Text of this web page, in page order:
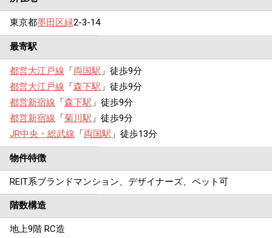
東京都墨田区緑2-3-14
最寄駅
都営大江戸線 「両国駅 」徒歩9分
都営大江戸線 「森下駅 」徒歩9分
都営新宿線 「森下駅 」徒歩9分
都営新宿線 「菊川駅 」徒歩9分
JR中央・総武線 「両国駅 」徒歩13分
物件特徴
REIT系ブランドマンション、デザイナーズ、ペット可
階数構造
地上9階 RC造